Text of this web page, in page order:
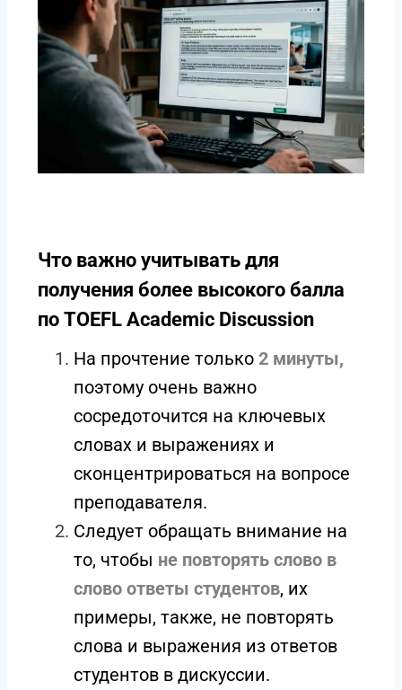
Что важно учитывать для
получения более высокого балла
по TOEFL Academic Discussion
На прочтение только 2 минуты,
поэтому очень важно
сосредоточится на ключевых
словах и выражениях и
сконцентрироваться на вопросе
преподавателя.
Следует обращать внимание на
то, чтобы не повторять слово в
слово ответы студентов, их
примеры, также, не повторять
слова и выражения из ответов
студентов в дискуссии.